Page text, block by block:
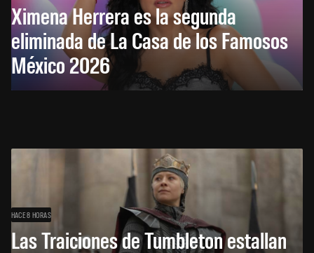
Ximena Herrera es la segunda
eliminada de La Casa de los Famosos
México 2026
HACE 8 HORAS
Las Traiciones de Tumbleton estallan